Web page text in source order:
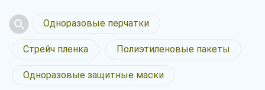
Одноразовые перчатки
Стрейч пленка Полиэтиленовые пакеты
Одноразовые защитные маски